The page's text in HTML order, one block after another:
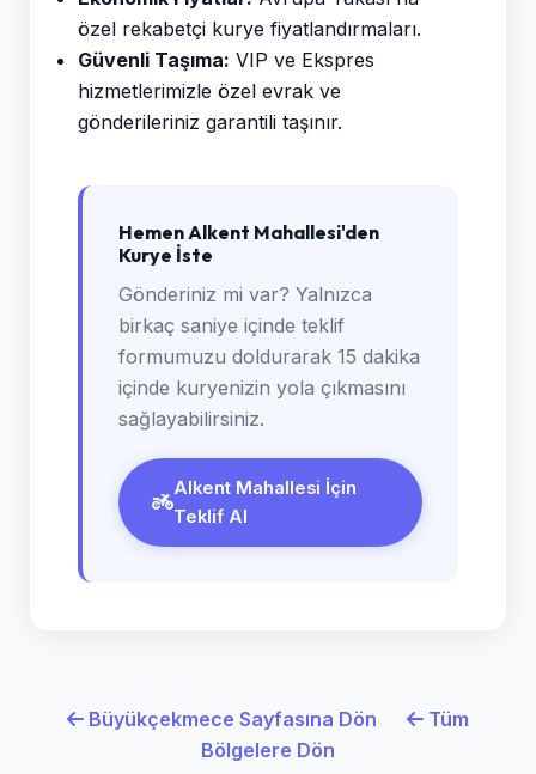
özel rekabetçi kurye fiyatlandırmaları.
Güvenli Taşıma: VIP ve Ekspres
hizmetlerimizle özel evrak ve
gönderileriniz garantili taşınır.
Hemen Alkent Mahallesi'den
Kurye İste
Gönderiniz mi var? Yalnızca
birkaç saniye içinde teklif
formumuzu doldurarak 15 dakika
içinde kuryenizin yola çıkmasını
sağlayabilirsiniz.
Alkent Mahallesi İçin
Teklif Al
Büyükçekmece Sayfasına Dön
Tüm
Bölgelere Dön